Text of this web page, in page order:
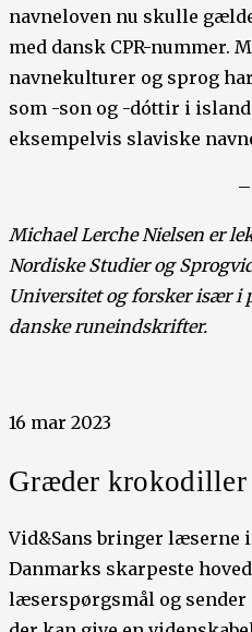
navneloven nu skulle
med dansk CPR-nummer.
navnekulturer og sprog
som -son og -dóttir i
eksempelvis slaviske
–
Michael Lerche Nielsen er
Nordiske Studier og
Universitet og forsker især i
danske runeindskrifter.
16 mar 2023
Græder
Vid&Sans bringer læserne
Danmarks skarpeste
læserspørgsmål og sender